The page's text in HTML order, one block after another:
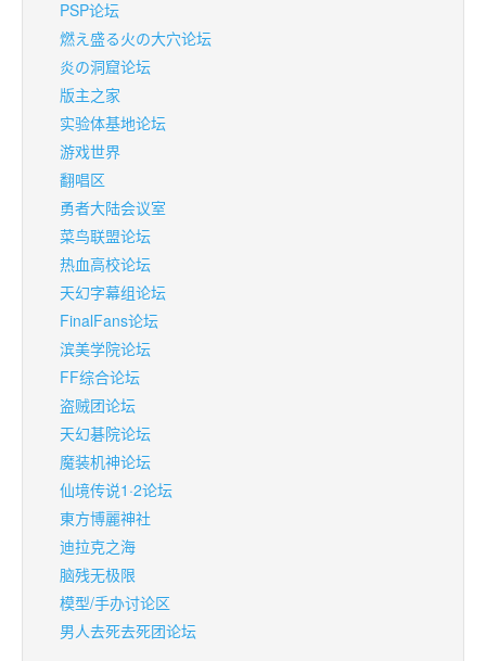
PSP论坛
燃え盛る火の大穴论坛
炎の洞窟论坛
版主之家
实验体基地论坛
游戏世界
翻唱区
勇者大陆会议室
菜鸟联盟论坛
热血高校论坛
天幻字幕组论坛
FinalFans论坛
滨美学院论坛
FF综合论坛
盗贼团论坛
天幻碁院论坛
魔装机神论坛
仙境传说1·2论坛
東方博麗神社
迪拉克之海
脑残无极限
模型/手办讨论区
男人去死去死团论坛